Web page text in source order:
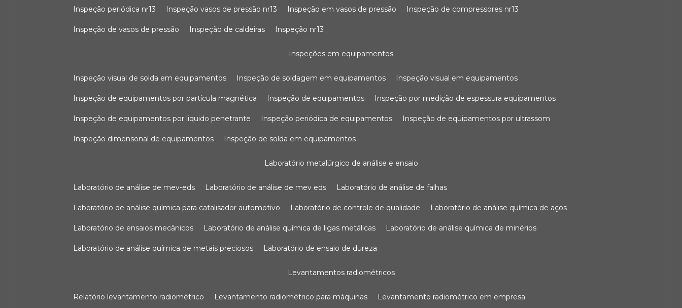
inspeção periódica nr13 inspeção vasos de pressão nr13 inspeção em vasos de pressão inspeção de compressores nr13
inspeção de vasos de pressão inspeção de caldeiras inspeção nr13
inspeções em equipamentos
inspeção visual de solda em equipamentos inspeção de soldagem em equipamentos inspeção visual em equipamentos
inspeção de equipamentos por partícula magnética inspeção de equipamentos inspeção por medição de espessura equipamentos
inspeção de equipamentos por liquido penetrante inspeção periódica de equipamentos inspeção de equipamentos por ultrassom
inspeção dimensonal de equipamentos inspeção de solda em equipamentos
laboratório metalúrgico de análise e ensaio
laboratório de análise de mev-eds laboratório de análise de mev eds laboratório de análise de falhas
laboratório de análise química para catalisador automotivo laboratório de controle de qualidade laboratório de análise química de aços
laboratório de ensaios mecânicos laboratório de análise química de ligas metálicas laboratório de análise química de minérios
laboratório de análise química de metais preciosos laboratório de ensaio de dureza
levantamentos radiométricos
relatório levantamento radiométrico levantamento radiométrico para máquinas levantamento radiométrico em empresa